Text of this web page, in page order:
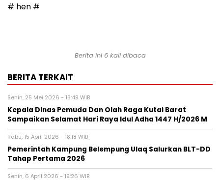
# hen #
Berita ini 6 kali dibaca
BERITA TERKAIT
Senin, 25 Mei 2026 - 18:49 WIB
Kepala Dinas Pemuda Dan Olah Raga Kutai Barat
Sampaikan Selamat Hari Raya Idul Adha 1447 H/2026 M
Rabu, 15 April 2026 - 18:18 WIB
Pemerintah Kampung Belempung Ulaq Salurkan BLT-DD
Tahap Pertama 2026
Senin, 6 April 2026 - 19:26 WIB